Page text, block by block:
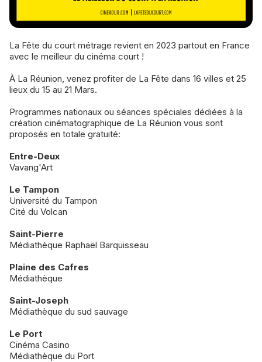
La Fête du court métrage revient en 2023 partout en France
avec le meilleur du cinéma court !
À La Réunion, venez profiter de La Fête dans 16 villes et 25
lieux du 15 au 21 Mars.
Programmes nationaux ou séances spéciales dédiées à la
création cinématographique de La Réunion vous sont
proposés en totale gratuité:
Entre-Deux
Vavang'Art
Le Tampon
Université du Tampon
Cité du Volcan
Saint-Pierre
Médiathèque Raphaël Barquisseau
Plaine des Cafres
Médiathèque
Saint-Joseph
Médiathèque du sud sauvage
Le Port
Cinéma Casino
Médiathèque du Port